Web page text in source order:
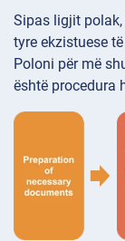
Sipas ligjit
tyre ekzistuese
Poloni për më
është procedura